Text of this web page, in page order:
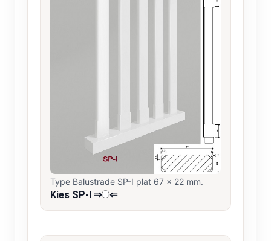
Type Balustrade SP-I plat 67 x 22 mm.
Kies SP-I ⇒ ⇐